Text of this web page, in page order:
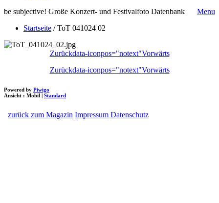
be subjective! Große Konzert- und Festivalfoto Datenbank
Menu
Startseite /ToT 041024 02
Zurückdata-iconpos="notext"Vorwärts
Zurückdata-iconpos="notext"Vorwärts
Powered by Piwigo
Ansicht : Mobil Standard
zurück zum Magazin Impressum Datenschutz